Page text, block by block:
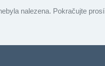
nalezena. Pokračujte